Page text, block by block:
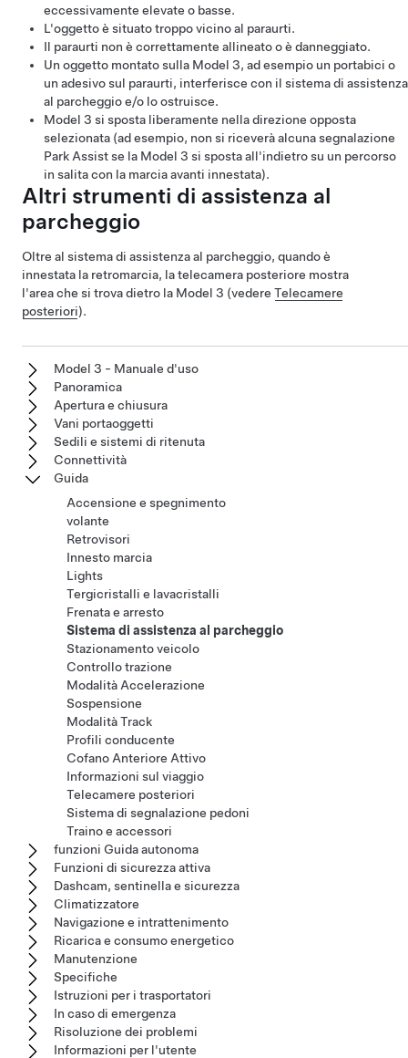
eccessivamente elevate o basse.
L'oggetto è situato troppo vicino al paraurti.
Il paraurti non è correttamente allineato o è danneggiato.
Un oggetto montato sulla Model 3, ad esempio un portabici o
un adesivo sul paraurti, interferisce con il sistema di assistenza
al parcheggio e/o lo ostruisce.
Model 3 si sposta liberamente nella direzione opposta
selezionata (ad esempio, non si riceverà alcuna segnalazione
Park Assist se la Model 3 si sposta all'indietro su un percorso
in salita con la marcia avanti innestata).
Altri strumenti di assistenza al
parcheggio
Oltre al sistema di assistenza al parcheggio, quando è
innestata la retromarcia, la telecamera posteriore mostra
l'area che si trova dietro la Model 3 (vedere Telecamere
posteriori).
Model 3 - Manuale d'uso
Panoramica
Apertura e chiusura
Vani portaoggetti
Sedili e sistemi di ritenuta
Connettività
Guida
Accensione e spegnimento
volante
Retrovisori
Innesto marcia
Lights
Tergicristalli e lavacristalli
Frenata e arresto
Sistema di assistenza al parcheggio
Stazionamento veicolo
Controllo trazione
Modalità Accelerazione
Sospensione
Modalità Track
Profili conducente
Cofano Anteriore Attivo
Informazioni sul viaggio
Telecamere posteriori
Sistema di segnalazione pedoni
Traino e accessori
funzioni Guida autonoma
Funzioni di sicurezza attiva
Dashcam, sentinella e sicurezza
Climatizzatore
Navigazione e intrattenimento
Ricarica e consumo energetico
Manutenzione
Specifiche
Istruzioni per i trasportatori
In caso di emergenza
Risoluzione dei problemi
Informazioni per l'utente